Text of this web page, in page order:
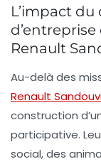
L’impact
Renault
Au-delà des
Renault
construction
participative.
social, des